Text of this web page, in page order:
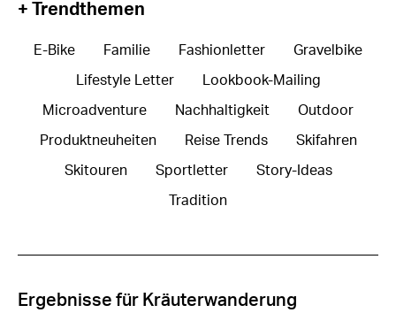
+ Trendthemen
E-Bike Familie Fashionletter Gravelbike
Lifestyle Letter Lookbook-Mailing
Microadventure Nachhaltigkeit Outdoor
Produktneuheiten Reise Trends Skifahren
Skitouren Sportletter Story-Ideas
Tradition
Ergebnisse für Kräuterwanderung